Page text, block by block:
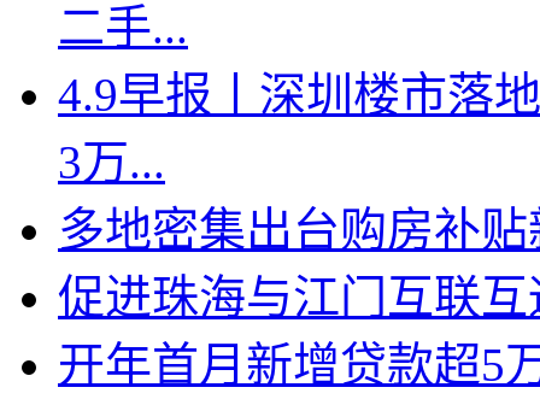
二手...
4.9早报丨深圳楼市落
3万...
多地密集出台购房补
促进珠海与江门互联
开年首月新增贷款超5